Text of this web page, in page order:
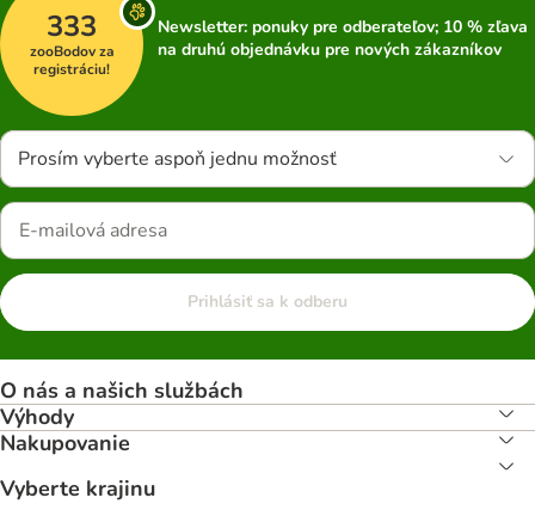
333
zooBodov za
registráciu!
Newsletter: ponuky pre odberateľov; 10 % zľava
na druhú objednávku pre nových zákazníkov
Prosím vyberte aspoň jednu možnosť
Prihlásiť sa k odberu
O nás a našich službách
Výhody
Nakupovanie
Vyberte krajinu